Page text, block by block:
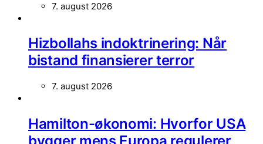
7. august 2026
Hizbollahs indoktrinering: Når
bistand finansierer terror
7. august 2026
Hamilton-økonomi: Hvorfor USA